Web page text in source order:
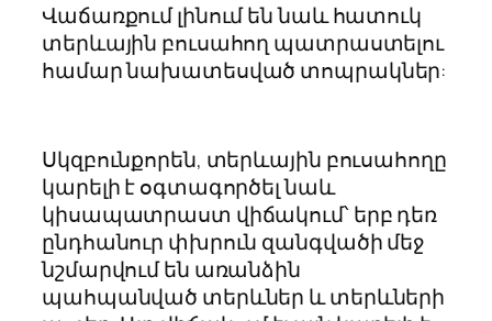
Վաճառքում լինում են նաև հատուկ
տերևային բուսահող պատրաստելու
համար նախատեսված տոպրակներ:
Սկզբունքորեն, տերևային բուսահողը
կարելի է օգտագործել նաև
կիսապատրաստ վիճակում՝ երբ դեռ
ընդհանուր փխրուն զանգվածի մեջ
նշմարվում են առանձին
պահպանված տերևներ և տերևների